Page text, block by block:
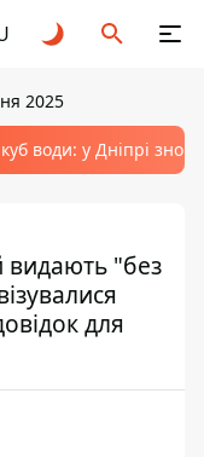
2025
води: у Дніпрі
видають "без
для